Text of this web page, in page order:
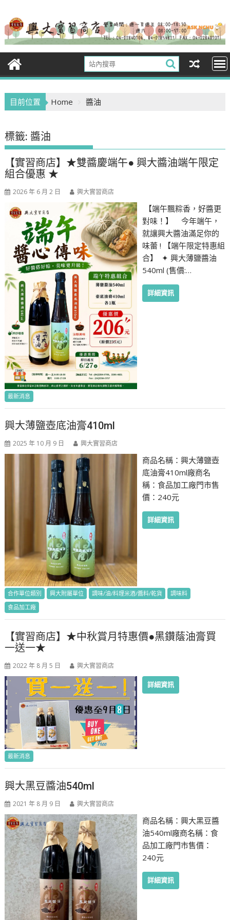
content
目前位置 Home 醬油
標籤: 醬油
【實習商店】★雙醬慶端午● 興大醬油端午限定
組合優惠 ★
2026 年 6 月 2 日 興大實習商店
【端午飄粽香，好醬更
對味！】 今年端午，
就讓興大醬油滿足你的
味蕾 ! 【端午限定特惠組
合】 ✦ 興大薄鹽醬油
540ml (售價:…
詳細資訊
最新消息
興大薄鹽壺底油膏410ml
2025 年 10 月 9 日 興大實習商店
商品名稱：興大薄鹽壺
底油膏410ml廠商名
稱：食品加工廠門市售
價：240元
詳細資訊
合作單位類別 興大附屬單位 調味/油/料理米酒/醬料/乾貨
調味料
食品加工廠
【實習商店】★中秋賞月特惠價●黑鑽蔭油膏買
一送一★
2022 年 8 月 5 日 興大實習商店
詳細資訊
最新消息
興大黑豆醬油540ml
2021 年 8 月 9 日 興大實習商店
商品名稱：興大黑豆醬
油540ml廠商名稱：食
品加工廠門市售價：
240元
詳細資訊